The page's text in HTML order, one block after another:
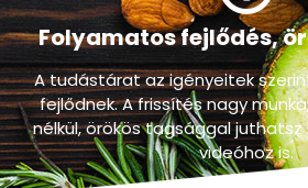
Folyamatos fejlődés,
A tudástárat az igényeitek
fejlődnek. A frissítés nagy
nélkül, örökös tagsággal juthatsz